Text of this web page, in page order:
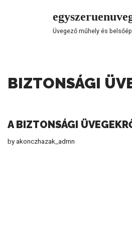
Üvegező műhely és
BIZTONSÁGI
A BIZTONSÁGI
byakonczhazak_admn